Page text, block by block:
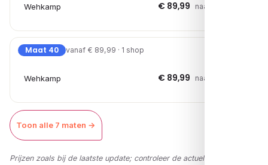
Wehkamp € 89,99 naar shop →
Maat 40 vanaf € 89,99 · 1 shop
Wehkamp € 89,99 naar shop →
Toon alle 7 maten →
Prijzen zoals bij de laatste update; controleer de actuele prijs in de